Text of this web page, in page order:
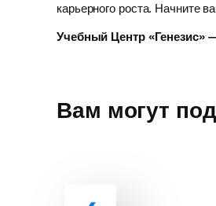
карьерного роста. Начните
Учебный Центр «Генезис»
Вам могут